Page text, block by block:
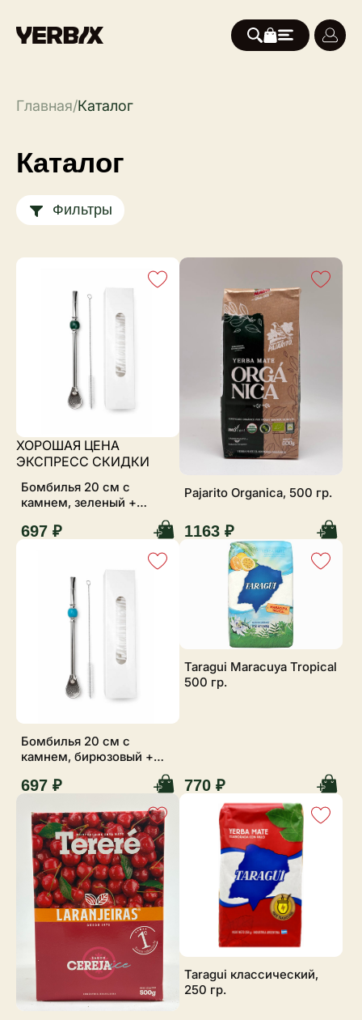
Главная/Каталог
Каталог
Фильтры
ХОРОШАЯ ЦЕНА
ЭКСПРЕСС СКИДКИ
Бомбилья 20 см с
камнем, зеленый +
697 ₽
Pajarito Organica, 500 гр.
1163 ₽
Бомбилья 20 см с
камнем, бирюзовый +
697 ₽
Taragui Maracuya Tropical
500 гр.
770 ₽
Taragui классический,
250 гр.